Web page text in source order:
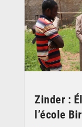
Zinder :
l’école